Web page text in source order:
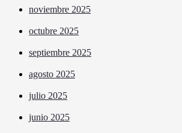
noviembre 2025
octubre 2025
septiembre 2025
agosto 2025
julio 2025
junio 2025